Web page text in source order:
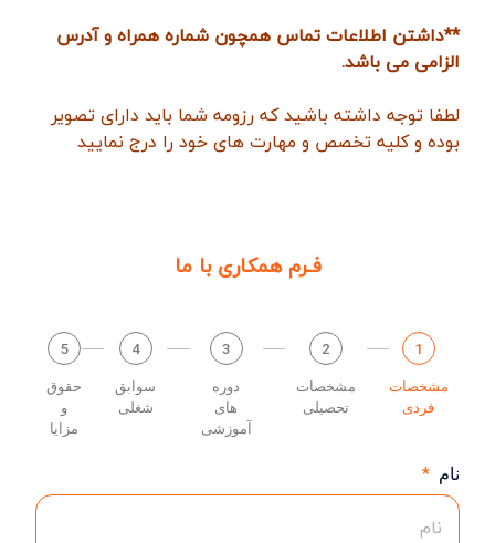
**داشتن اطلاعات تماس همچون شماره همراه و آدرس
الزامی می باشد.
لطفا توجه داشته باشید که رزومه شما باید دارای تصویر
بوده و کلیه تخصص و مهارت های خود را درج نمایید
فـرم همکاری با ما
1
مشخصات
فردی
2
مشخصات
تحصیلی
3
دوره
های
آموزشی
4
سوابق
شغلی
5
حقوق
و
مزایا
نام